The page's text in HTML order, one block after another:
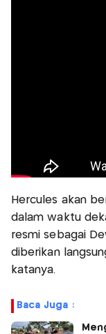
Hercules akan
dalam waktu
resmi sebagai
diberikan
katanya.
Baca Juga :